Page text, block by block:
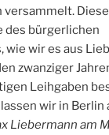
versammelt.
des bürgerlichen
wie wir es aus
zwanziger
Leihgaben
wir in Berlin
Liebermann am